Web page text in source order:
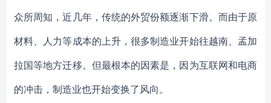
众所周知，近几年，传统的外贸份额逐渐下滑。而由于原
材料、人力等成本的上升，很多制造业开始往越南、孟加
拉国等地方迁移。但最根本的因素是，因为互联网和电商
的冲击，制造业也开始变换了风向。